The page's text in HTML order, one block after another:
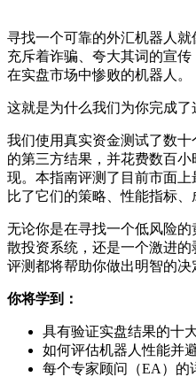
寻找一个可靠的外汇机器人
充斥着诈骗、夸大其词的宣
在实盘市场中惨败的机器人。
这就是为什么我们为你完成了
我们使用真实资金测试了数
的第三方结果，并花费数百
现。本指南评测了目前市面
比了它们的策略、性能指标、
无论你是在寻找一个低风险
散投资系统，还是一个激进
评测都将帮助你做出明智的决
你将学到：
具有验证实盘结果的十
如何评估机器人性能并
每个专家顾问（EA）的